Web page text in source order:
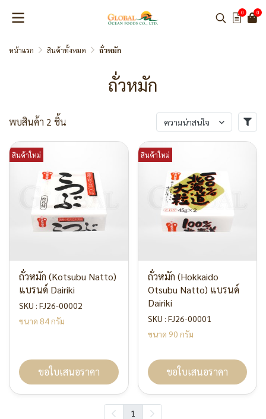
0 0
หน้าแรก สินค้าทั้งหมด ถั่วหมัก
ถั่วหมัก
พบสินค้า 2 ชิ้น ความน่าสนใจ
สินค้าใหม่
ถั่วหมัก (Kotsubu Natto)
แบรนด์ Dairiki
SKU : FJ26-00002
ขนาด 84 กรัม
ขอใบเสนอราคา
สินค้าใหม่
ถั่วหมัก (Hokkaido
Otsubu Natto) แบรนด์
Dairiki
SKU : FJ26-00001
ขนาด 90 กรัม
ขอใบเสนอราคา
1